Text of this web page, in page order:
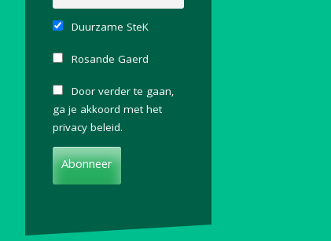
Duurzame SteK
Rosande Gaerd
Door verder te gaan,
ga je akkoord met het
privacy beleid.